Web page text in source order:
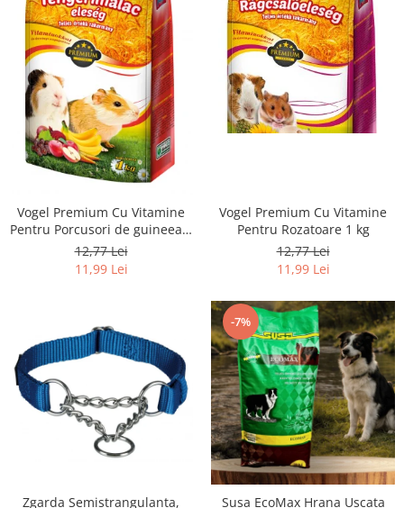
Vogel Premium Cu Vitamine
Pentru Porcusori de guineea 1
kg
12,77 Lei
11,99 Lei
Vogel Premium Cu Vitamine
Pentru Rozatoare 1 kg
12,77 Lei
11,99 Lei
Zgarda Semistrangulanta,
-7%
Susa EcoMax Hrana Uscata